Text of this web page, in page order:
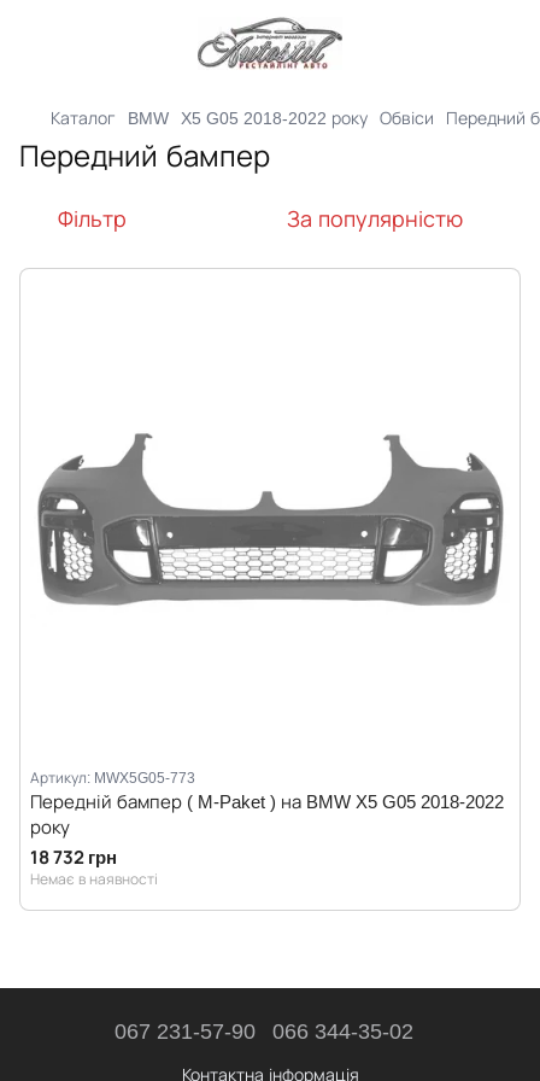
Каталог BMW X5 G05 2018-2022 року Обвіси Передний
Передний бампер
Фільтр За популярністю
Артикул: MWX5G05-773
Передній бампер ( M-Paket ) на BMW X5 G05 2018-2022
року
18 732 грн
Немає в наявності
067 231-57-90 066 344-35-02
Контактна інформація